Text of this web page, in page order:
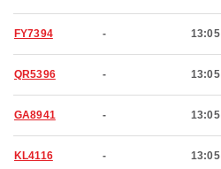
FY7394 - 13:05
QR5396 - 13:05
GA8941 - 13:05
KL4116 - 13:05